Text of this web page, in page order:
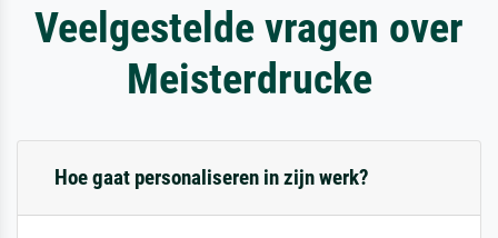
Veelgestelde vragen over
Meisterdrucke
Hoe gaat personaliseren in zijn werk?